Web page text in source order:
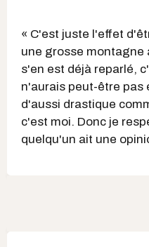
« C'est juste l'effet
une grosse montagne
s'en est déjà reparlé,
n'aurais peut-être pas
d'aussi drastique
c'est moi. Donc je
quelqu'un ait une